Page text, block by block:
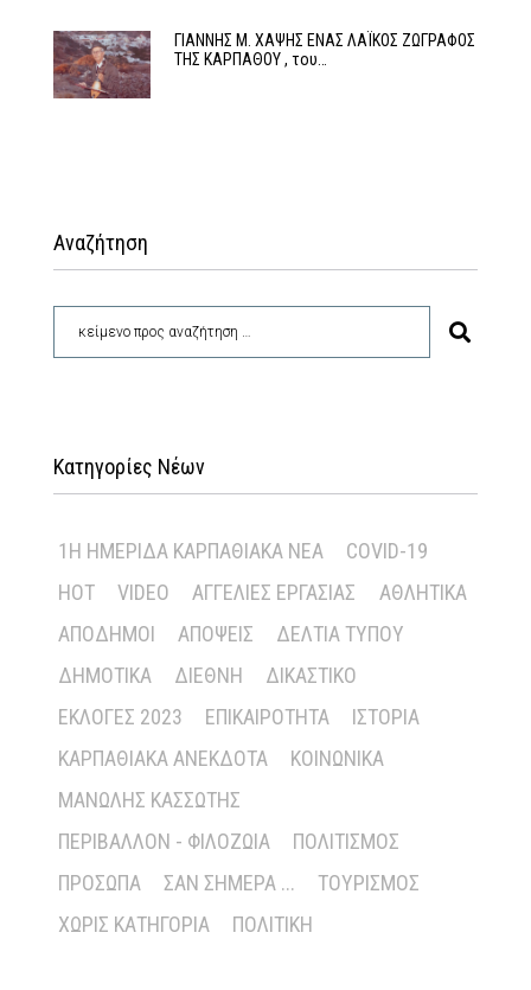
ΓΙΑΝΝΗΣ Μ. ΧΑΨΗΣ ΕΝΑΣ ΛΑΪΚΟΣ ΖΩΓΡΑΦΟΣ
ΤΗΣ ΚΑΡΠΑΘΟΥ , του…
Αναζήτηση
Κατηγορίες Νέων
1Η ΗΜΕΡΊΔΑ ΚΑΡΠΑΘΙΑΚΆ ΝΈΑ
COVID-19
HOT
VIDEO ΑΓΓΕΛΊΕΣ ΕΡΓΑΣΊΑΣ
ΑΘΛΗΤΙΚΆ
ΑΠΌΔΗΜΟΙ
ΑΠΌΨΕΙΣ
ΔΕΛΤΊΑ ΤΎΠΟΥ
ΔΗΜΟΤΙΚΆ
ΔΙΕΘΝΉ
ΔΙΚΑΣΤΙΚΌ
ΕΚΛΟΓΈΣ 2023
ΕΠΙΚΑΙΡΌΤΗΤΑ
ΙΣΤΟΡΊΑ
ΚΑΡΠΑΘΙΑΚΆ ΑΝΈΚΔΟΤΑ
ΚΟΙΝΩΝΙΚΆ
ΜΑΝΏΛΗΣ ΚΑΣΣΏΤΗΣ
ΠΕΡΙΒΆΛΛΟΝ - ΦΙΛΟΖΩΊΑ
ΠΟΛΙΤΙΣΜΌΣ
ΠΡΌΣΩΠΑ
ΣΑΝ ΣΉΜΕΡΑ ...
ΤΟΥΡΙΣΜΌΣ
ΧΩΡΊΣ ΚΑΤΗΓΟΡΊΑ
ΠΟΛΙΤΙΚΉ